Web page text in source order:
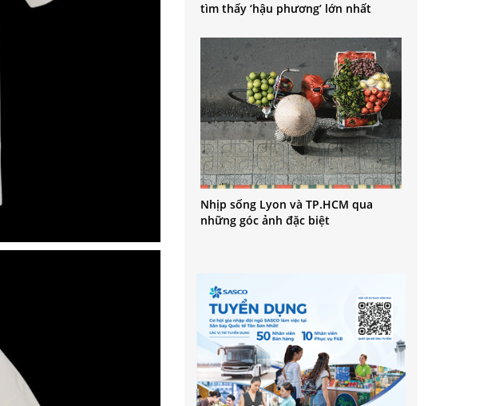
tìm thấy ‘hậu phương’ lớn nhất
Nhịp sống Lyon và TP.HCM qua
những góc ảnh đặc biệt